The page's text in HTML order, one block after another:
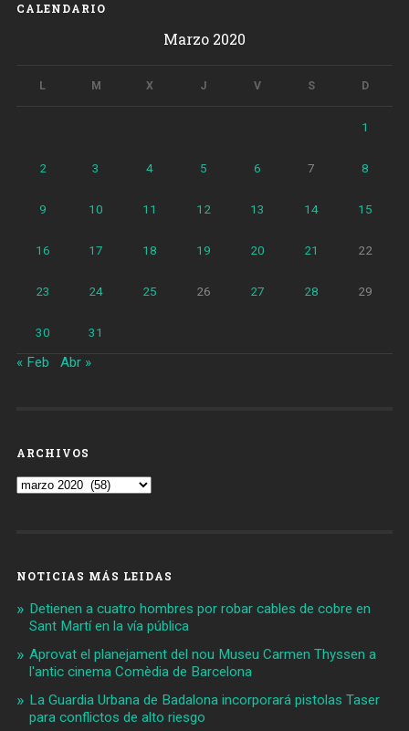
comerciales»
CALENDARIO
Marzo 2020
L M X J V S D
1
2 3 4 5 6 7 8
9 10 11 12 13 14 15
16 17 18 19 20 21 22
23 24 25 26 27 28 29
30 31
« Feb Abr »
ARCHIVOS
Archivos
NOTICIAS MÁS LEIDAS
Detienen a cuatro hombres por robar cables de cobre en
Sant Martí en la vía pública
Aprovat el planejament del nou Museu Carmen Thyssen a
l'antic cinema Comèdia de Barcelona
La Guardia Urbana de Badalona incorporará pistolas Taser
para conflictos de alto riesgo